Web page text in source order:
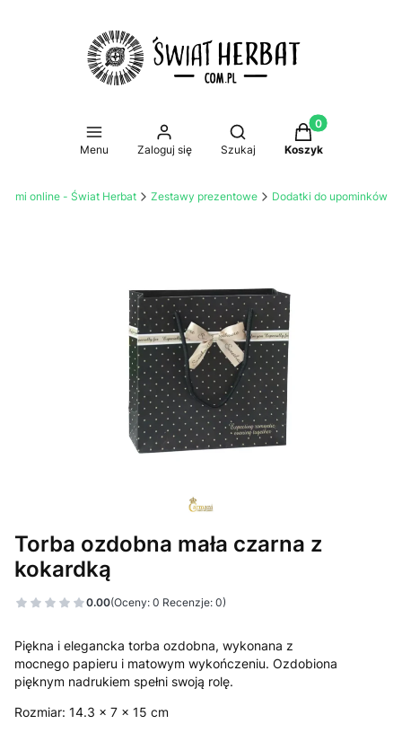
Menu Zaloguj się
Otwórz wyszukiwarkę
Szukaj
Produkty w
Koszyk
online - Świat Herbat Zestawy prezentowe Dodatki do upominków
Torba ozdobna mała czarna z
kokardką
0.00(Oceny: 0 Recenzje: 0)
Piękna i elegancka torba ozdobna, wykonana z
mocnego papieru i matowym wykończeniu. Ozdobiona
pięknym nadrukiem spełni swoją rolę.
Rozmiar: 14.3 x 7 x 15 cm